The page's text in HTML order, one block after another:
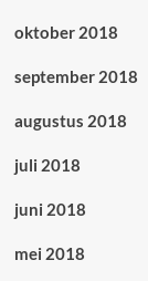
oktober 2018
september 2018
augustus 2018
juli 2018
juni 2018
mei 2018